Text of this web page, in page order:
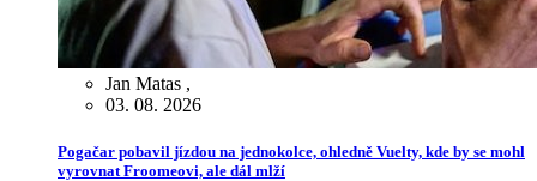
Jan Matas ,
03. 08. 2026
Pogačar pobavil jízdou na jednokolce, ohledně Vuelty, kde by se mohl
vyrovnat Froomeovi, ale dál mlží